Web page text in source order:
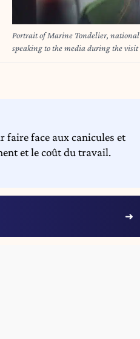
Portrait of Marine Tondelier, national
speaking to the media during the
agricultural show in Paris Expo Porte
faire face aux canicules et
et le coût du travail.